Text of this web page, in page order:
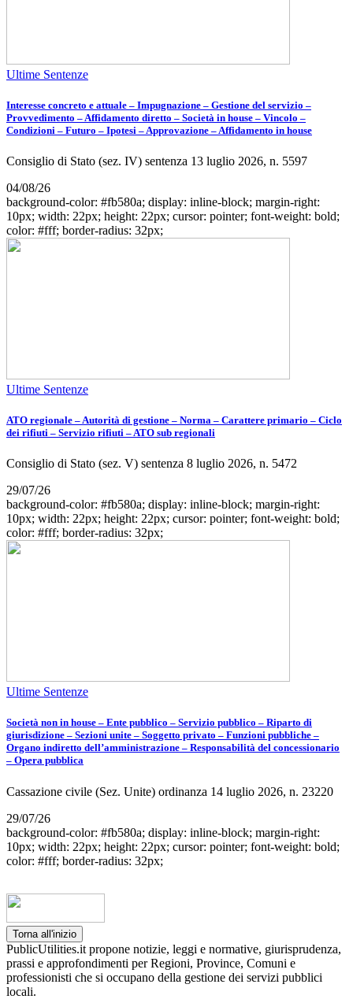
Ultime Sentenze
Interesse concreto e attuale – Impugnazione – Gestione del servizio –
Provvedimento – Affidamento diretto – Società in house – Vincolo –
Condizioni – Futuro – Ipotesi – Approvazione – Affidamento in house
Consiglio di Stato (sez. IV) sentenza 13 luglio 2026, n. 5597
04/08/26
background-color: #fb580a; display: inline-block; margin-right:
10px; width: 22px; height: 22px; cursor: pointer; font-weight: bold;
color: #fff; border-radius: 32px;
Ultime Sentenze
ATO regionale – Autorità di gestione – Norma – Carattere primario – Ciclo
dei rifiuti – Servizio rifiuti – ATO sub regionali
Consiglio di Stato (sez. V) sentenza 8 luglio 2026, n. 5472
29/07/26
background-color: #fb580a; display: inline-block; margin-right:
10px; width: 22px; height: 22px; cursor: pointer; font-weight: bold;
color: #fff; border-radius: 32px;
Ultime Sentenze
Società non in house – Ente pubblico – Servizio pubblico – Riparto di
giurisdizione – Sezioni unite – Soggetto privato – Funzioni pubbliche –
Organo indiretto dell’amministrazione – Responsabilità del concessionario
– Opera pubblica
Cassazione civile (Sez. Unite) ordinanza 14 luglio 2026, n. 23220
29/07/26
background-color: #fb580a; display: inline-block; margin-right:
10px; width: 22px; height: 22px; cursor: pointer; font-weight: bold;
color: #fff; border-radius: 32px;
Torna all'inizio
PublicUtilities.it propone notizie, leggi e normative, giurisprudenza,
prassi e approfondimenti per Regioni, Province, Comuni e
professionisti che si occupano della gestione dei servizi pubblici
locali.